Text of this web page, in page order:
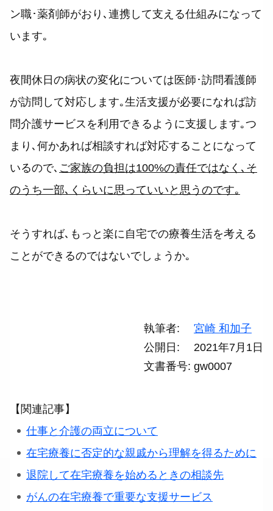
ン職･薬剤師がおり､連携して支える仕組みになって
います｡
夜間休日の病状の変化については医師･訪問看護師
が訪問して対応します｡生活支援が必要になれば訪
問介護サービスを利用できるように支援します｡つ
まり､何かあれば相談すれば対応することになって
いるので､ ご家族の負担は100%の責任ではなく､そ
のうち一部､くらいに思っていいと思うのです｡
そうすれば､もっと楽に自宅での療養生活を考える
ことができるのではないでしょうか｡
執筆者
宮崎 和加子
公開日
2021年7月1日
文書番号 gw0007
【関連記事】
仕事と介護の両立について
在宅療養に否定的な親戚から理解を得るために
退院して在宅療養を始めるときの相談先
がんの在宅療養で重要な支援サービス